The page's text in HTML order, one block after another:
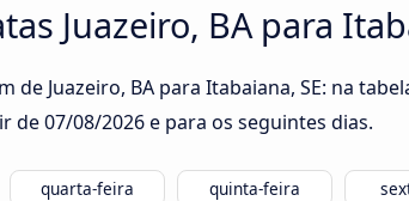
Juazeiro, BA para
Juazeiro, BA para Itabaiana, SE: na
de07/08/2026e para os seguintes dias.
quarta-feira quinta-feira